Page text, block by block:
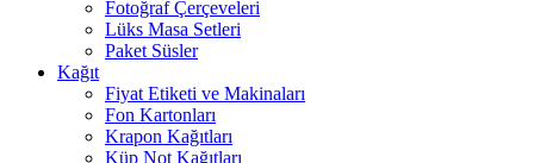
Fotoğraf Çerçeveleri
Lüks Masa Setleri
Paket Süsler
Kağıt
Fiyat Etiketi ve Makinaları
Fon Kartonları
Krapon Kağıtları
Küp Not Kağıtları